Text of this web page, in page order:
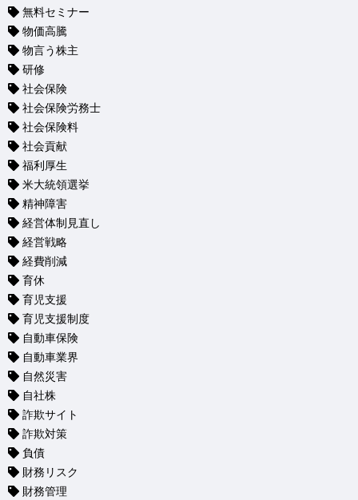
無料セミナー
物価高騰
物言う株主
研修
社会保険
社会保険労務士
社会保険料
社会貢献
福利厚生
米大統領選挙
精神障害
経営体制見直し
経営戦略
経費削減
育休
育児支援
育児支援制度
自動車保険
自動車業界
自然災害
自社株
詐欺サイト
詐欺対策
負債
財務リスク
財務管理